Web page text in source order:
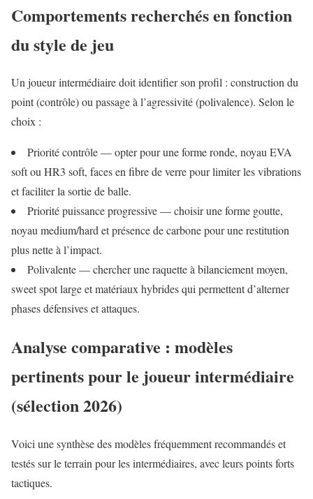
Comportements recherchés en fonction
du style de jeu
Un joueur intermédiaire doit identifier son profil : construction du
point (contrôle) ou passage à l’agressivité (polivalence). Selon le
choix :
Priorité contrôle — opter pour une forme ronde, noyau EVA
soft ou HR3 soft, faces en fibre de verre pour limiter les vibrations
et faciliter la sortie de balle.
Priorité puissance progressive — choisir une forme goutte,
noyau medium/hard et présence de carbone pour une restitution
plus nette à l’impact.
Polivalente — chercher une raquette à bilanciement moyen,
sweet spot large et matériaux hybrides qui permettent d’alterner
phases défensives et attaques.
Analyse comparative : modèles
pertinents pour le joueur intermédiaire
(sélection 2026)
Voici une synthèse des modèles fréquemment recommandés et
testés sur le terrain pour les intermédiaires, avec leurs points forts
tactiques.